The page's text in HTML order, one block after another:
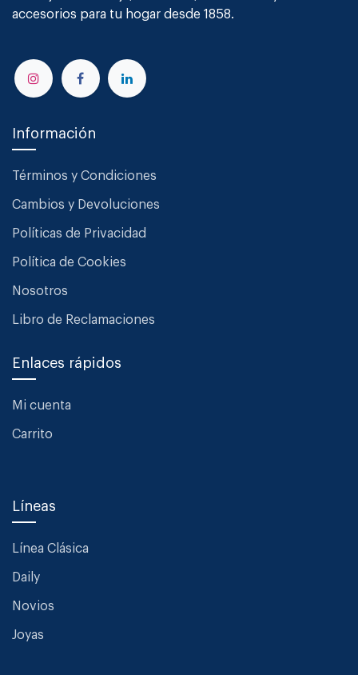
accesorios para tu hogar desde 1858.
Información
Términos y Condiciones
Cambios y Devoluciones
Políticas de Privacidad
Política de Cookies
Nosotros
Libro de Reclamaciones
Enlaces rápidos
Mi cuenta
Carrito
Líneas
Línea Clásica
Daily
Novios
Joyas